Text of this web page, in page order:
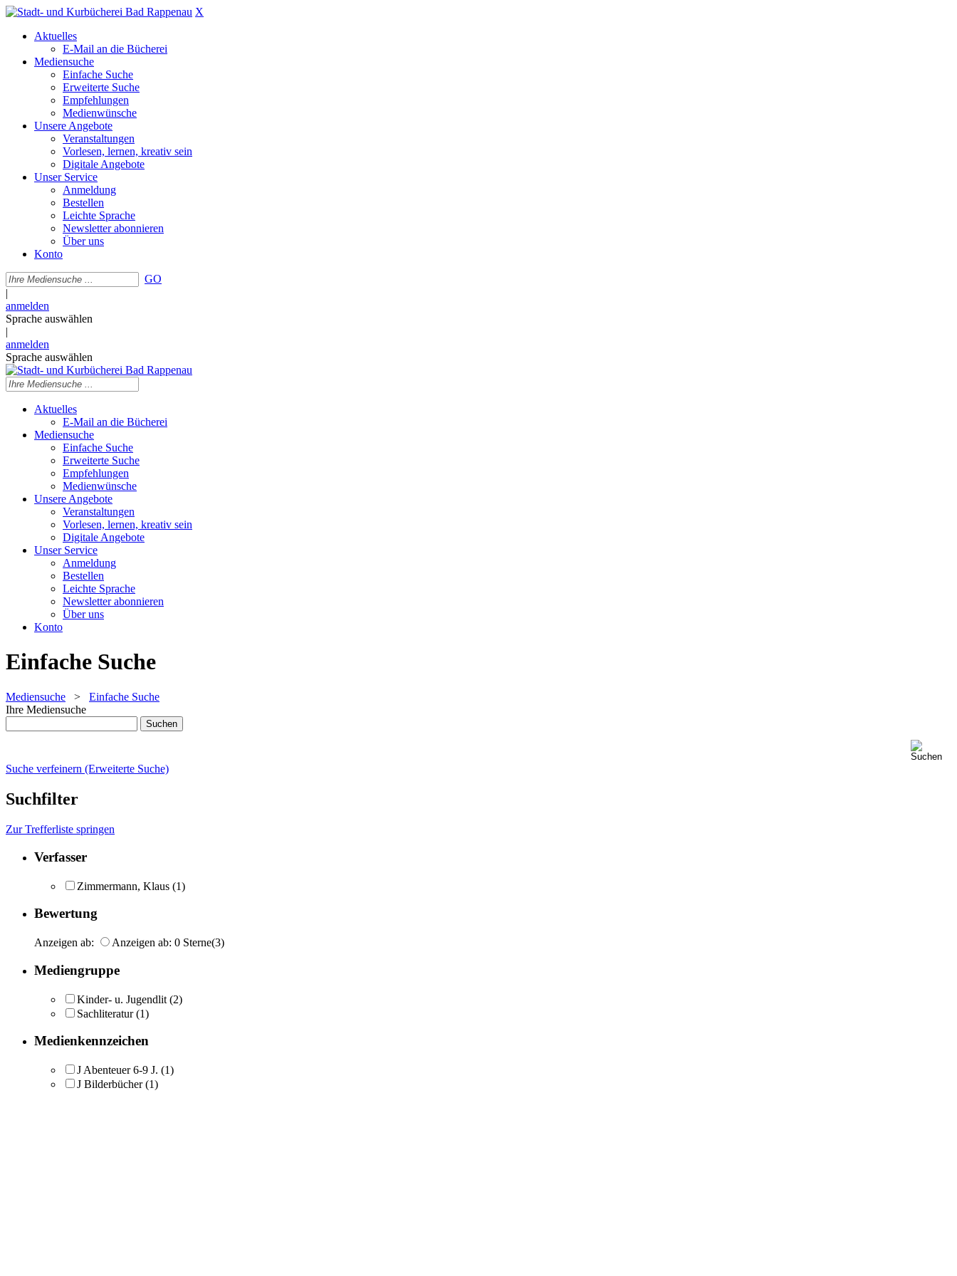
X
Aktuelles
E-Mail an die Bücherei
Mediensuche
Einfache Suche
Erweiterte Suche
Empfehlungen
Medienwünsche
Unsere Angebote
Veranstaltungen
Vorlesen, lernen, kreativ sein
Digitale Angebote
Unser Service
Anmeldung
Bestellen
Leichte Sprache
Newsletter abonnieren
Über uns
Konto
GO
|
anmelden
Sprache auswählen
|
anmelden
Sprache auswählen
Aktuelles
E-Mail an die Bücherei
Mediensuche
Einfache Suche
Erweiterte Suche
Empfehlungen
Medienwünsche
Unsere Angebote
Veranstaltungen
Vorlesen, lernen, kreativ sein
Digitale Angebote
Unser Service
Anmeldung
Bestellen
Leichte Sprache
Newsletter abonnieren
Über uns
Konto
Einfache Suche
Mediensuche > Einfache Suche
Ihre Mediensuche
Suche verfeinern (Erweiterte Suche)
Suchfilter
Zur Trefferliste springen
Verfasser
Zimmermann, Klaus (1)
Bewertung
Anzeigen ab: Anzeigen ab: 0 Sterne(3)
Mediengruppe
Kinder- u. Jugendlit (2)
Sachliteratur (1)
Medienkennzeichen
J Abenteuer 6-9 J. (1)
J Bilderbücher (1)